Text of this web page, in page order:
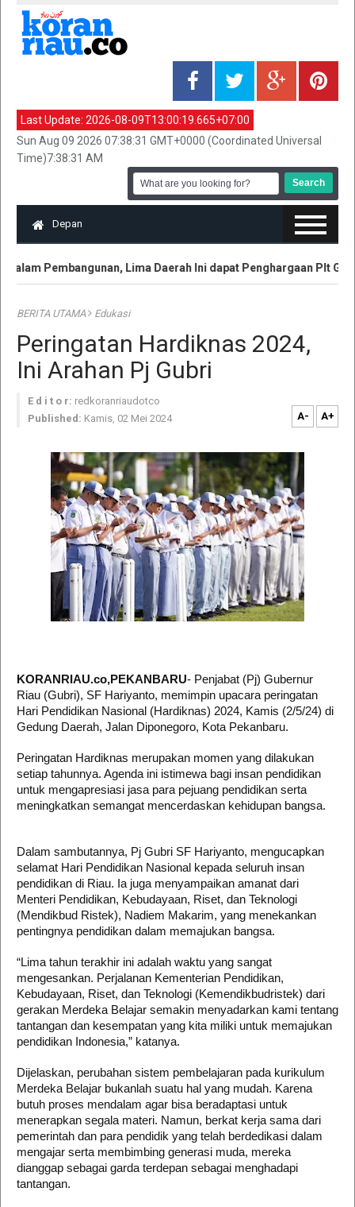
Last Update: 2026-08-09T13:00:19.665+07:00
Sun Aug 09 2026 07:38:31 GMT+0000 (Coordinated Universal
Time)7:38:31 AM
Depan
Pembangunan, Lima Daerah Ini dapat Penghargaan Plt Gubri
BERITA UTAMA Edukasi
Peringatan Hardiknas 2024,
Ini Arahan Pj Gubri
E d i t o r: redkoranriaudotco
Published: Kamis, 02 Mei 2024 A- A+
KORANRIAU.co,PEKANBARU- Penjabat (Pj) Gubernur
Riau (Gubri), SF Hariyanto, memimpin upacara peringatan
Hari Pendidikan Nasional (Hardiknas) 2024, Kamis (2/5/24) di
Gedung Daerah, Jalan Diponegoro, Kota Pekanbaru.
Peringatan Hardiknas merupakan momen yang dilakukan
setiap tahunnya. Agenda ini istimewa bagi insan pendidikan
untuk mengapresiasi jasa para pejuang pendidikan serta
meningkatkan semangat mencerdaskan kehidupan bangsa.
Dalam sambutannya, Pj Gubri SF Hariyanto, mengucapkan
selamat Hari Pendidikan Nasional kepada seluruh insan
pendidikan di Riau. Ia juga menyampaikan amanat dari
Menteri Pendidikan, Kebudayaan, Riset, dan Teknologi
(Mendikbud Ristek), Nadiem Makarim, yang menekankan
pentingnya pendidikan dalam memajukan bangsa.
“Lima tahun terakhir ini adalah waktu yang sangat
mengesankan. Perjalanan Kementerian Pendidikan,
Kebudayaan, Riset, dan Teknologi (Kemendikbudristek) dari
gerakan Merdeka Belajar semakin menyadarkan kami tentang
tantangan dan kesempatan yang kita miliki untuk memajukan
pendidikan Indonesia,” katanya.
Dijelaskan, perubahan sistem pembelajaran pada kurikulum
Merdeka Belajar bukanlah suatu hal yang mudah. Karena
butuh proses mendalam agar bisa beradaptasi untuk
menerapkan segala materi. Namun, berkat kerja sama dari
pemerintah dan para pendidik yang telah berdedikasi dalam
mengajar serta membimbing generasi muda, mereka
dianggap sebagai garda terdepan sebagai menghadapi
tantangan.